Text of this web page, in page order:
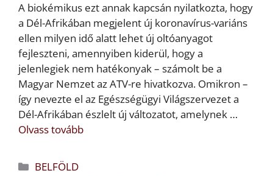
A biokémikus ezt annak kapcsán nyilatkozta, hogy
a Dél-Afrikában megjelent új koronavírus-variáns
ellen milyen idő alatt lehet új oltóanyagot
fejleszteni, amennyiben kiderül, hogy a
jelenlegiek nem hatékonyak – számolt be a
Magyar Nemzet az ATV-re hivatkozva. Omikron –
így nevezte el az Egészségügyi Világszervezet a
Dél-Afrikában észlelt új változatot, amelynek …
Olvass tovább
Kategória
BELFÖLD